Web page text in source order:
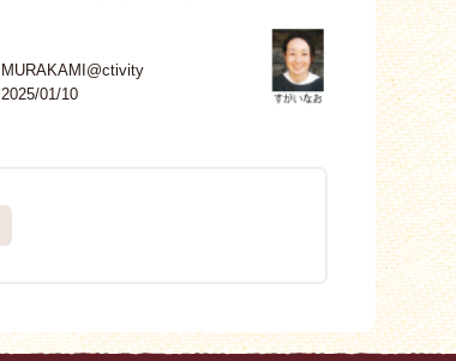
MURAKAMI@ctivity
2025/01/10
むらかみシ
2024/12/25